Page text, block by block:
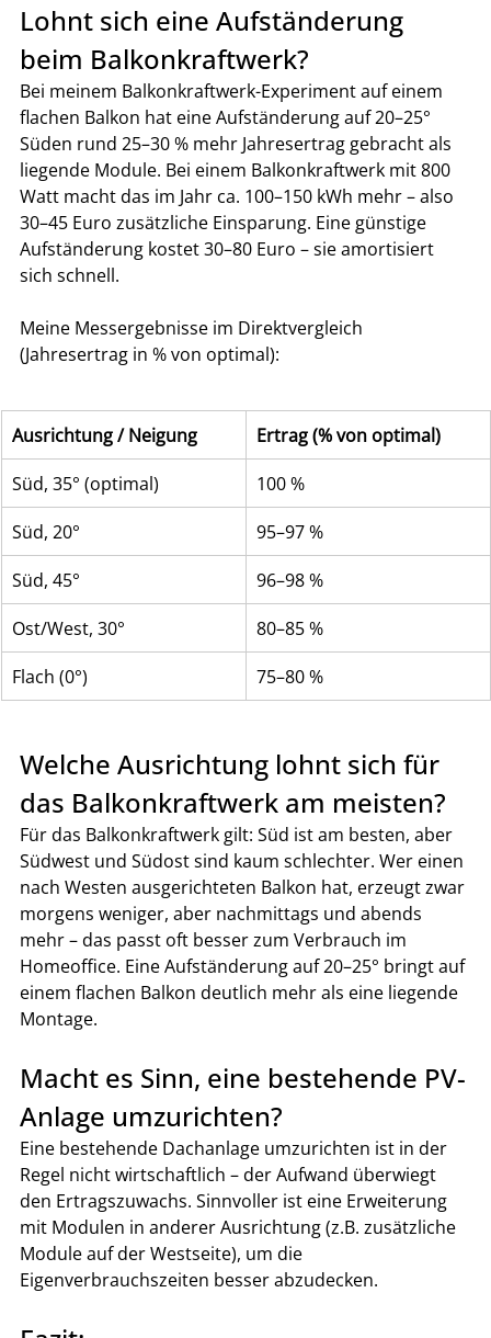
Lohnt sich eine Aufständerung
beim Balkonkraftwerk?
Bei meinem Balkonkraftwerk-Experiment auf einem
flachen Balkon hat eine Aufständerung auf 20–25°
Süden rund 25–30 % mehr Jahresertrag gebracht als
liegende Module. Bei einem Balkonkraftwerk mit 800
Watt macht das im Jahr ca. 100–150 kWh mehr – also
30–45 Euro zusätzliche Einsparung. Eine günstige
Aufständerung kostet 30–80 Euro – sie amortisiert
sich schnell.
Meine Messergebnisse im Direktvergleich
(Jahresertrag in % von optimal):
Ausrichtung / Neigung
Ertrag (% von optimal)
Süd, 35° (optimal)
100 %
Süd, 20°
95–97 %
Süd, 45°
96–98 %
Ost/West, 30°
80–85 %
Flach (0°)
75–80 %
Welche Ausrichtung lohnt sich für
das Balkonkraftwerk am meisten?
Für das Balkonkraftwerk gilt: Süd ist am besten, aber
Südwest und Südost sind kaum schlechter. Wer einen
nach Westen ausgerichteten Balkon hat, erzeugt zwar
morgens weniger, aber nachmittags und abends
mehr – das passt oft besser zum Verbrauch im
Homeoffice. Eine Aufständerung auf 20–25° bringt auf
einem flachen Balkon deutlich mehr als eine liegende
Montage.
Macht es Sinn, eine bestehende PV-
Anlage umzurichten?
Eine bestehende Dachanlage umzurichten ist in der
Regel nicht wirtschaftlich – der Aufwand überwiegt
den Ertragszuwachs. Sinnvoller ist eine Erweiterung
mit Modulen in anderer Ausrichtung (z.B. zusätzliche
Module auf der Westseite), um die
Eigenverbrauchszeiten besser abzudecken.